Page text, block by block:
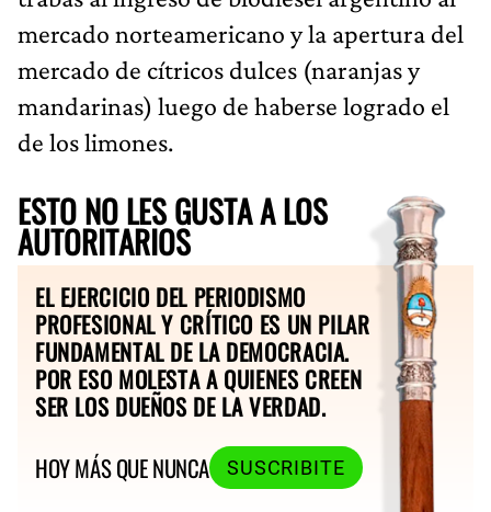
mercado norteamericano y la apertura del
mercado de cítricos dulces (naranjas y
mandarinas) luego de haberse logrado el
de los limones.
ESTO NO LES GUSTA A LOS
AUTORITARIOS
EL EJERCICIO DEL PERIODISMO
PROFESIONAL Y CRÍTICO ES UN PILAR
FUNDAMENTAL DE LA DEMOCRACIA.
POR ESO MOLESTA A QUIENES CREEN
SER LOS DUEÑOS DE LA VERDAD.
HOY MÁS QUE NUNCA
SUSCRIBITE